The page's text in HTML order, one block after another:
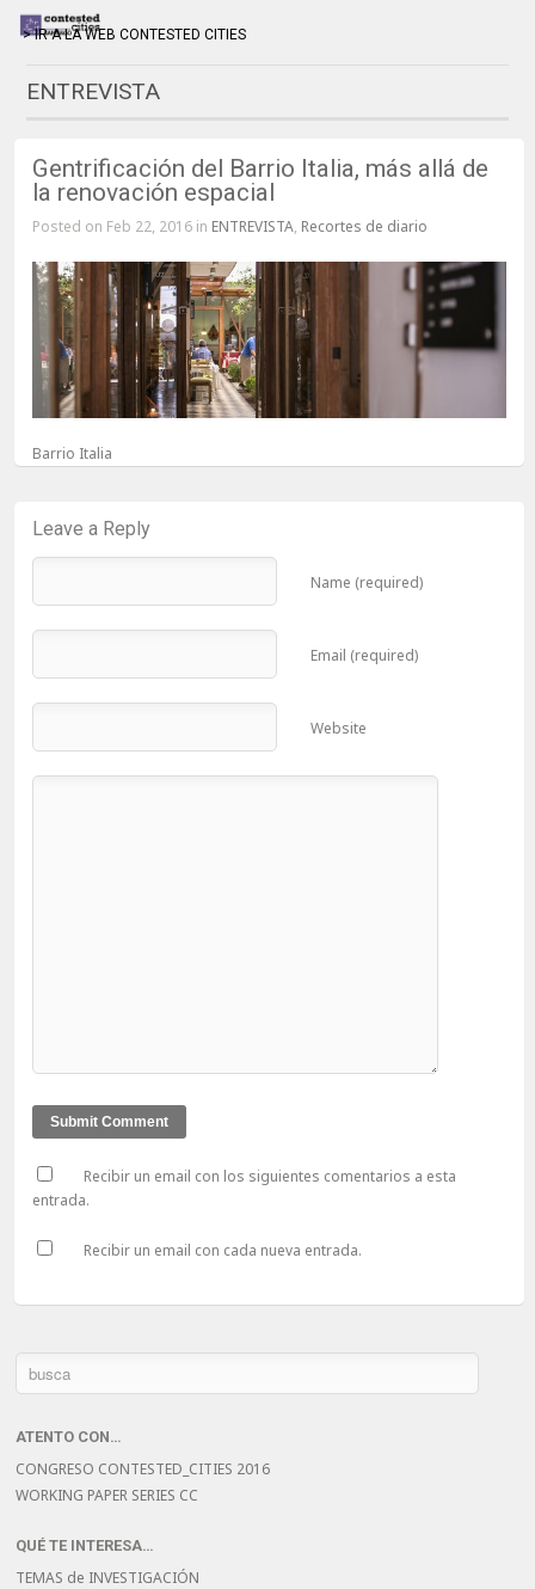
> IR A LA WEB CONTESTED CITIES
ENTREVISTA
Gentrificación del Barrio Italia, más allá de
la renovación espacial
Posted on Feb 22, 2016 in ENTREVISTA, Recortes de diario
Barrio Italia
Leave a Reply
Name (required)
Email (required)
Website
Recibir un email con los siguientes comentarios a esta
entrada.
Recibir un email con cada nueva entrada.
ATENTO CON…
CONGRESO CONTESTED_CITIES 2016
WORKING PAPER SERIES CC
QUÉ TE INTERESA…
TEMAS de INVESTIGACIÓN